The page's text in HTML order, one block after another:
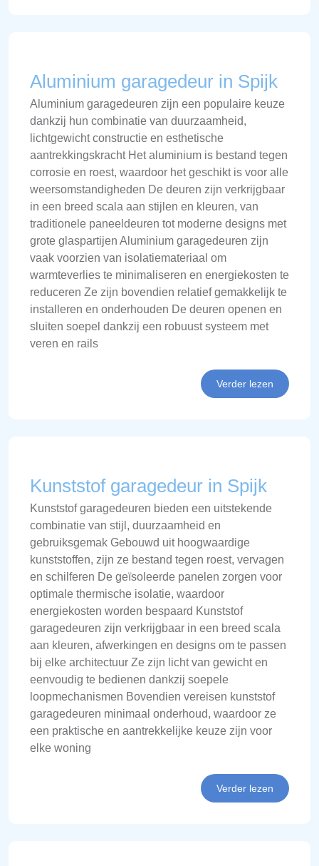
Aluminium garagedeur in Spijk
Aluminium garagedeuren zijn een populaire keuze
dankzij hun combinatie van duurzaamheid,
lichtgewicht constructie en esthetische
aantrekkingskracht Het aluminium is bestand tegen
corrosie en roest, waardoor het geschikt is voor alle
weersomstandigheden De deuren zijn verkrijgbaar
in een breed scala aan stijlen en kleuren, van
traditionele paneeldeuren tot moderne designs met
grote glaspartijen Aluminium garagedeuren zijn
vaak voorzien van isolatiemateriaal om
warmteverlies te minimaliseren en energiekosten te
reduceren Ze zijn bovendien relatief gemakkelijk te
installeren en onderhouden De deuren openen en
sluiten soepel dankzij een robuust systeem met
veren en rails
Verder lezen
Kunststof garagedeur in Spijk
Kunststof garagedeuren bieden een uitstekende
combinatie van stijl, duurzaamheid en
gebruiksgemak Gebouwd uit hoogwaardige
kunststoffen, zijn ze bestand tegen roest, vervagen
en schilferen De geïsoleerde panelen zorgen voor
optimale thermische isolatie, waardoor
energiekosten worden bespaard Kunststof
garagedeuren zijn verkrijgbaar in een breed scala
aan kleuren, afwerkingen en designs om te passen
bij elke architectuur Ze zijn licht van gewicht en
eenvoudig te bedienen dankzij soepele
loopmechanismen Bovendien vereisen kunststof
garagedeuren minimaal onderhoud, waardoor ze
een praktische en aantrekkelijke keuze zijn voor
elke woning
Verder lezen